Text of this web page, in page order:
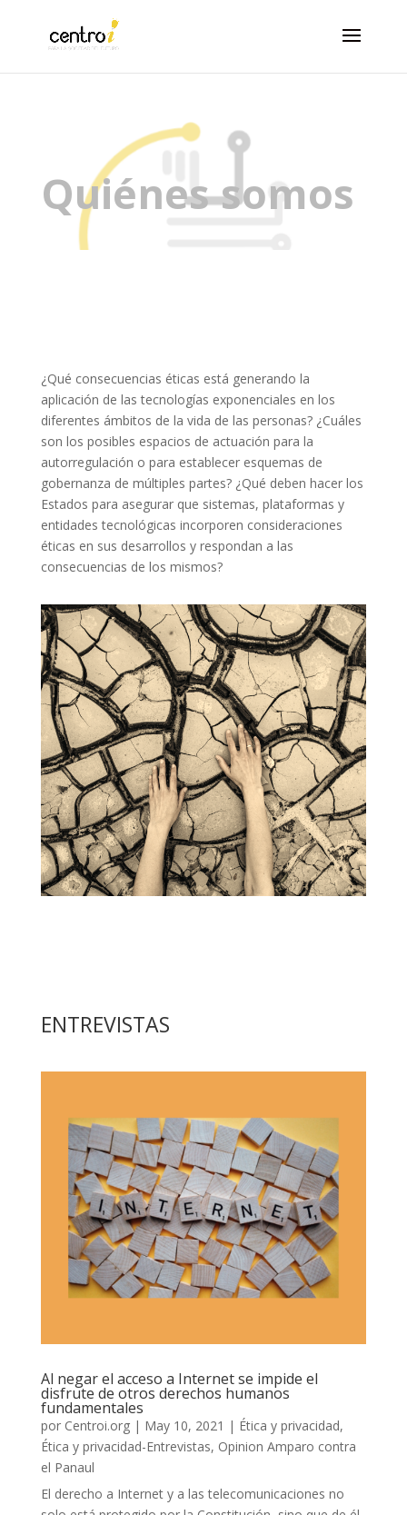
Quiénes somos
¿Qué consecuencias éticas está generando la
aplicación de las tecnologías exponenciales en los
diferentes ámbitos de la vida de las personas? ¿Cuáles
son los posibles espacios de actuación para la
autorregulación o para establecer esquemas de
gobernanza de múltiples partes? ¿Qué deben hacer los
Estados para asegurar que sistemas, plataformas y
entidades tecnológicas incorporen consideraciones
éticas en sus desarrollos y respondan a las
consecuencias de los mismos?
ENTREVISTAS
Al negar el acceso a Internet se impide el
disfrute de otros derechos humanos
fundamentales
por Centroi.org| May 10, 2021 | Ética y privacidad,
Ética y privacidad-Entrevistas, Opinion Amparo contra
el Panaul
El derecho a Internet y a las telecomunicaciones no